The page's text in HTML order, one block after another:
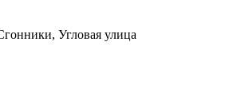
Угловая улица